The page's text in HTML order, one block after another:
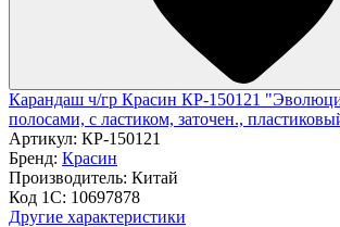
Карандаш ч/гр Красин КР-150121
полосами, с ластиком, заточен.,
Артикул: КР-150121
Бренд: Красин
Производитель: Китай
Код 1С: 10697878
Другие характеристики